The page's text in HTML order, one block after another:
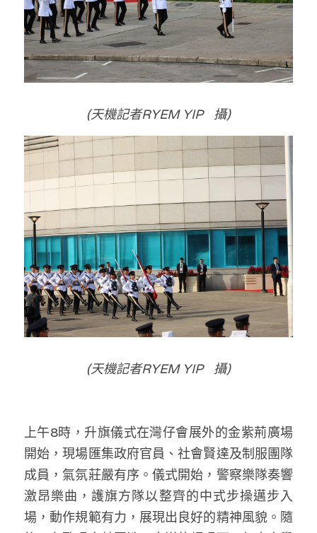
莊豪鋒專欄
香港科技專上書院｜專欄
(天機記者RYEM YIP   攝)
(天機記者RYEM YIP   攝)
上午8時，升旗儀式在灣仔會展外的金紫荊廣場
開始，現場匯集政府官員、社會賢達及制服團隊
成員，氣氛莊嚴有序。儀式開始，警察樂隊奏響
激昂樂曲，護旗方隊以整齊的中式步操邁步入
場，動作規範有力，展現出良好的精神風貌。隨